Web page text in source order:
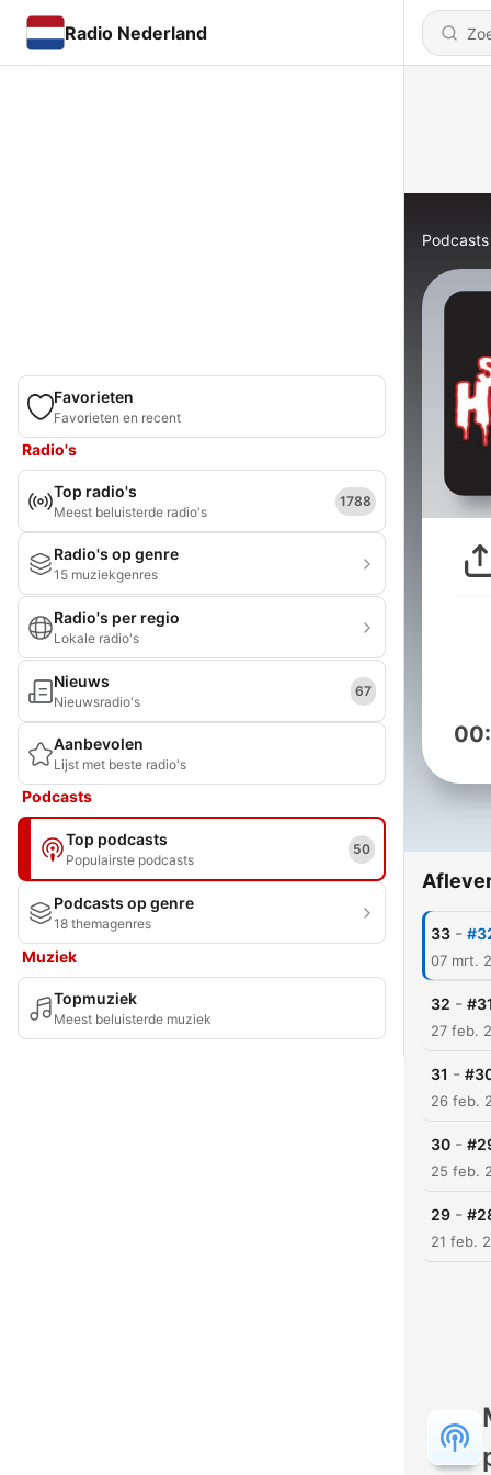
Radio Nederland
Favorieten
Favorieten en recent
Radio's
Top radio's
Meest beluisterde radio's
1788
Radio's op genre
15 muziekgenres
Radio's per regio
Lokale radio's
Nieuws
Nieuwsradio's
67
Aanbevolen
Lijst met beste radio's
Podcasts
Top podcasts
Populairste podcasts
50
Podcasts op genre
18 themagenres
Muziek
Topmuziek
Meest beluisterde muziek
Podcasts
33 -
07 mrt.
32 -
27 feb.
31 -
26 feb.
30 -
25 feb.
29 -
21 feb.